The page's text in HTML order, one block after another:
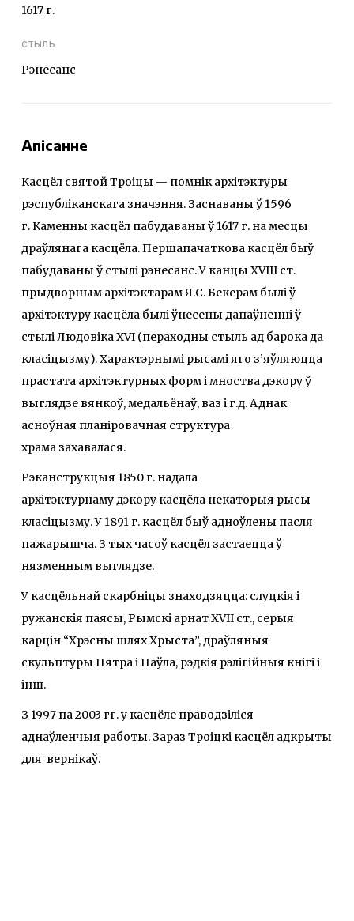
1617 г.
стыль
Рэнесанс
Апісанне
Касцёл святой Троіцы — помнік архітэктуры
рэспубліканскага значэння. Заснаваны ў 1596
г. Каменны касцёл пабудаваны ў 1617 г. на месцы
драўлянага касцёла. Першапачаткова касцёл быў
пабудаваны ў стылі рэнесанс. У канцы XVIII ст.
прыдворным архітэктарам Я.С. Бекерам былі ў
архітэктуру касцёла былі ўнесены дапаўненні ў
стылі Людовіка XVI (пераходны стыль ад барока да
класіцызму). Характэрнымі рысамі яго з’яўляюцца
прастата архітэктурных форм і мноства дэкору ў
выглядзе вянкоў, медальёнаў, ваз і г.д. Аднак
асноўная планіровачная структура
храма захавалася.
Рэканструкцыя 1850 г. надала
архітэктурнаму дэкору касцёла некаторыя рысы
класіцызму. У 1891 г. касцёл быў адноўлены пасля
пажарышча. З тых часоў касцёл застаецца ў
нязменным выглядзе.
У касцёльнай скарбніцы знаходзяцца: слуцкія і
ружанскія паясы, Рымскі арнат XVII ст., серыя
карцін “Хрэсны шлях Хрыста”, драўляныя
скульптуры Пятра і Паўла, рэдкія рэлігійныя кнігі і
інш.
З 1997 па 2003 гг. у касцёле праводзіліся
аднаўленчыя работы. Зараз Троіцкі касцёл адкрыты
для вернікаў.